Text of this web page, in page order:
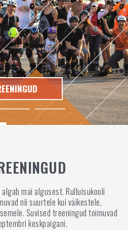
mai algusest. Rulluisukooli
nii suurtele kui väikestele,
Suvised treeningud toimuvad
keskpaigani.